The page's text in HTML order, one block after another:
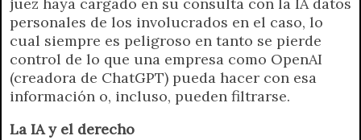
personales de los involucrados en el caso, lo
cual siempre es peligroso en tanto se pierde
control de lo que una empresa como OpenAI
(creadora de ChatGPT) pueda hacer con esa
información o, incluso, pueden filtrarse.
La IA y el derecho